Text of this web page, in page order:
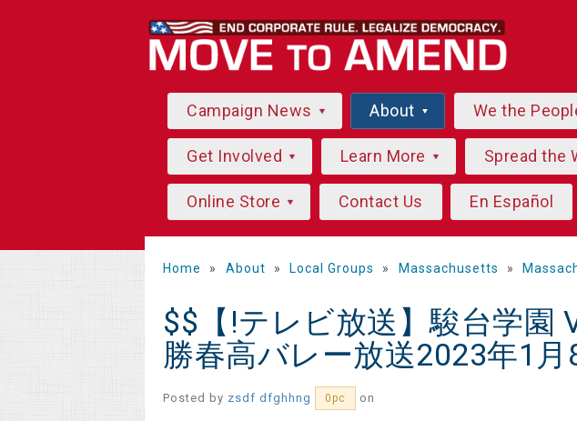
Campaign News About We the
Get Involved Learn More Spread the
Online Store Contact Us En Español
Home » About » Local Groups » Massachusetts »
$$【!テレビ放送】駿台学園
勝春高バレー放送2023年1月
Posted by zsdf dfghhng 0pc on